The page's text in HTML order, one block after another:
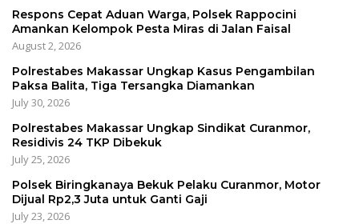
Respons Cepat Aduan Warga, Polsek Rappocini
Amankan Kelompok Pesta Miras di Jalan Faisal
August 2, 2026
Polrestabes Makassar Ungkap Kasus Pengambilan
Paksa Balita, Tiga Tersangka Diamankan
July 30, 2026
Polrestabes Makassar Ungkap Sindikat Curanmor,
Residivis 24 TKP Dibekuk
July 25, 2026
Polsek Biringkanaya Bekuk Pelaku Curanmor, Motor
Dijual Rp2,3 Juta untuk Ganti Gaji
July 23, 2026